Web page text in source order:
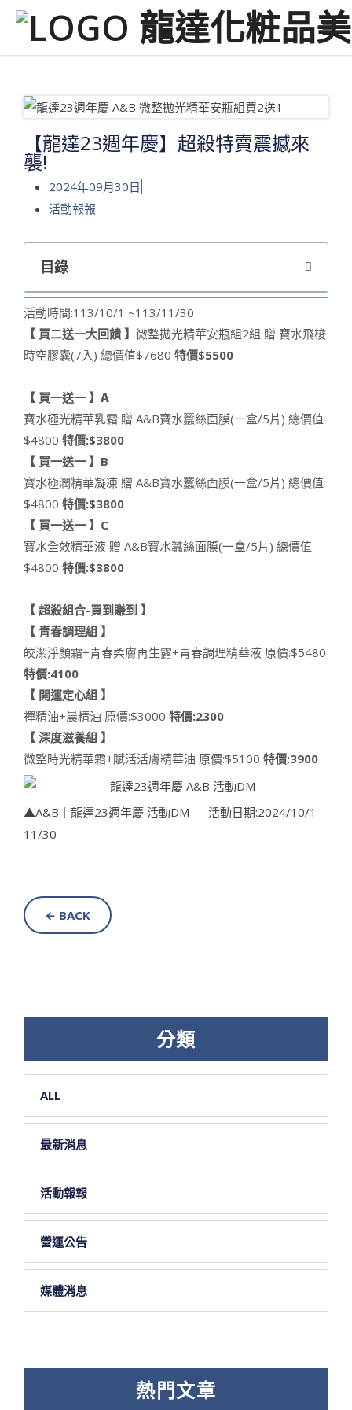
【龍達23週年慶】超殺特賣震撼來
襲!
2024年09月30日
活動報報
目錄
活動時間:113/10/1 ~113/11/30
【 買二送一大回饋 】 微整拋光精華安瓶組2組 贈 寶水飛梭
時空膠囊(7入) 總價值$7680 特價$5500
【 買一送一 】A
寶水極光精華乳霜 贈 A&B寶水蠶絲面膜(一盒/5片) 總價值
$4800 特價:$3800
【 買一送一 】B
寶水極潤精華凝凍 贈 A&B寶水蠶絲面膜(一盒/5片) 總價值
$4800 特價:$3800
【 買一送一 】C
寶水全效精華液 贈 A&B寶水蠶絲面膜(一盒/5片) 總價值
$4800 特價:$3800
【 超殺組合-買到賺到 】
【 青春調理組 】
皎潔淨顏霜+青春柔膚再生露+青春調理精華液 原價:$5480
特價:4100
【 開運定心組 】
禪精油+晨精油 原價:$3000 特價:2300
【 深度滋養組 】
微整時光精華霜+賦活活膚精華油 原價:$5100 特價:3900
▲A&B｜龍達23週年慶 活動DM 活動日期:2024/10/1-
11/30
← BACK
分類
ALL
最新消息
活動報報
營運公告
媒體消息
熱門文章